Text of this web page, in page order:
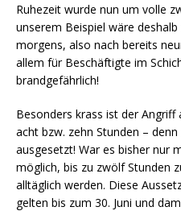
Ruhezeit wurde nun um volle
unserem Beispiel wäre
morgens, also nach bereits
allem für Beschäftigte im
brandgefährlich!
Besonders krass ist der
acht bzw. zehn Stunden –
ausgesetzt! War es bisher nur
möglich, bis zu zwölf Stunden
alltäglich werden. Diese
gelten bis zum 30. Juni und